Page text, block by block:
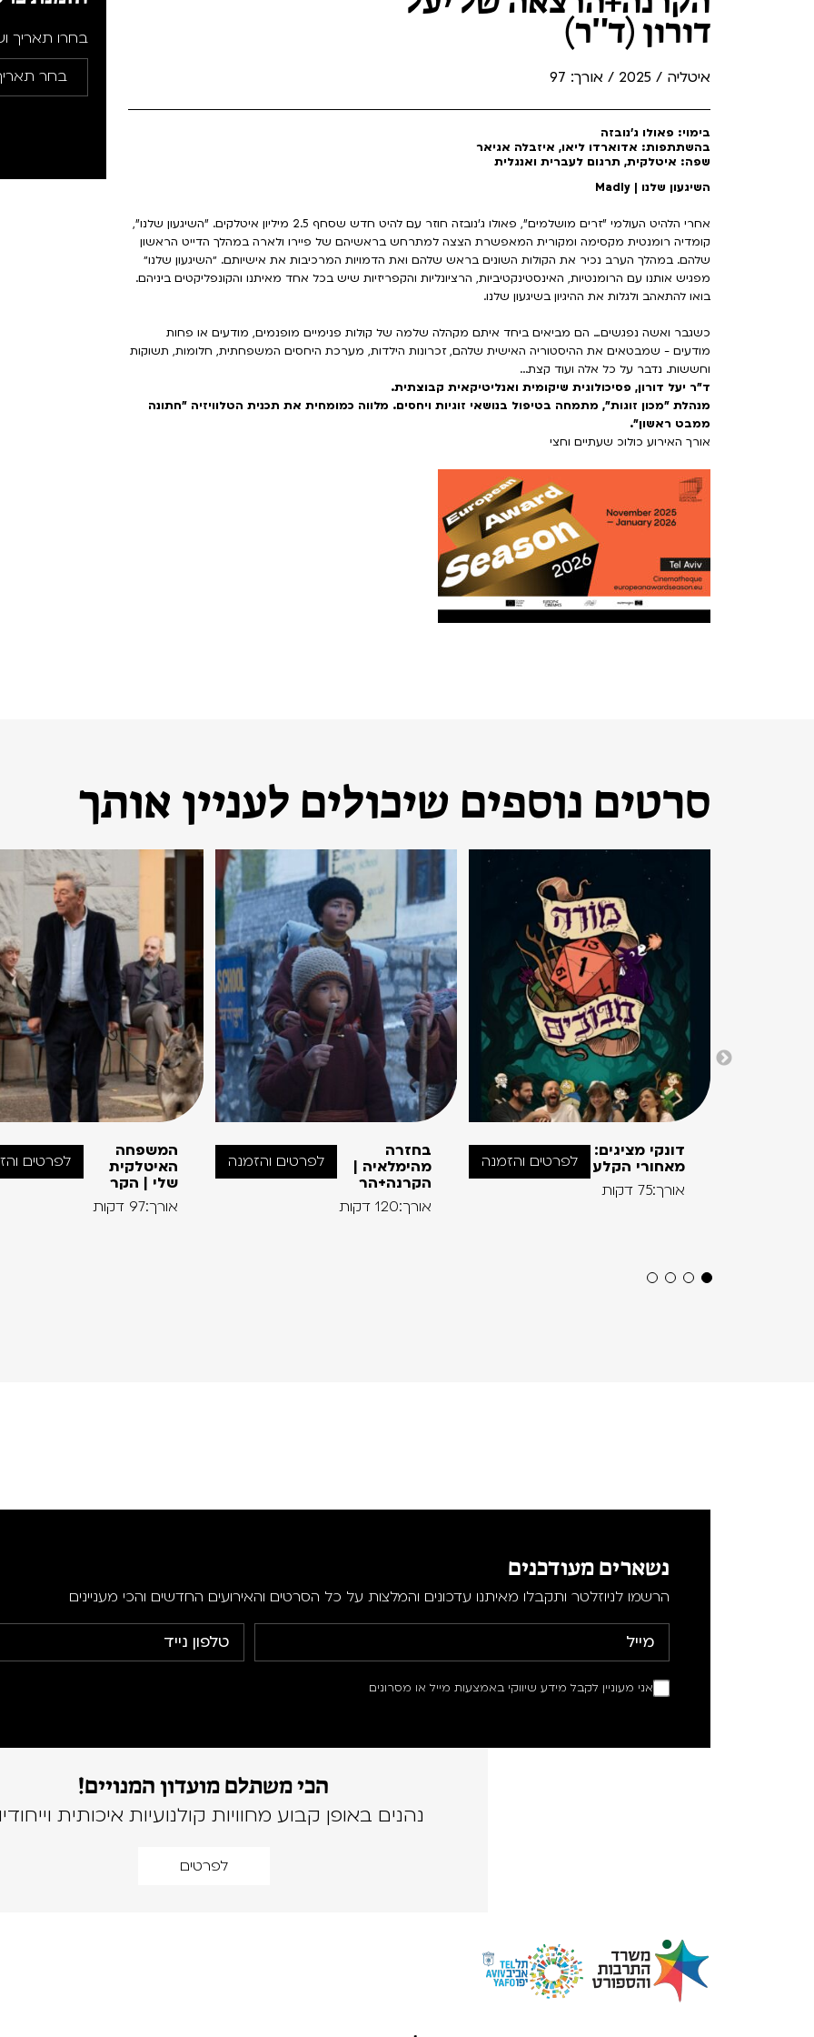
דורון (ד"ר)
איטליה / 2025 / אורך: 97
בימוי: פאולו ג'נובזה
בהשתתפות: אדוארדו ליאו, איזבלה אגיאר
שפה: איטלקית, תרגום לעברית ואנגלית
השיגעון שלנו | Madly
אחרי הלהיט העולמי "זרים מושלמים", פאולו ג'נובזה חוזר עם להיט חדש שסחף 2.5 מיליון איטלקים. "השיגעון שלנו",
קומדיה רומנטית מקסימה ומקורית המאפשרת הצצה למתרחש בראשיהם של פיירו ולארה במהלך הדייט הראשון
שלהם. במהלך הערב נכיר את הקולות השונים בראש שלהם ואת הדמויות המרכיבות את אישיותם. ״השיגעון שלנו״
מפגיש אותנו עם הרומנטיות, האינסטינקטיביות, הרציונליות והקפריזיות שיש בכל אחד מאיתנו והקונפליקטים ביניהם.
בואו להתאהב ולגלות את ההיגיון בשיגעון שלנו.
כשגבר ואשה נפגשים… הם מביאים ביחד איתם מקהלה שלמה של קולות פנימיים מופנמים, מודעים או פחות
מודעים - שמבטאים את ההיסטוריה האישית שלהם, זכרונות הילדות, מערכת היחסים המשפחתית, חלומות, תשוקות
וחששות. נדבר על כל אלה ועוד קצת...
ד"ר יעל דורון, פסיכולוגית שיקומית ואנליטיקאית קבוצתית.
מנהלת "מכון זוגות", מתמחה בטיפול בנושאי זוגיות ויחסים. מלווה כמומחית את תכנית הטלוויזיה "חתונה
ממבט ראשון".
אורך האירוע כולוכ שעתיים וחצי
בחרו תאריך
סרטים נוספים שיכולים לעניין אותך
דונקי מציגים:
מאחורי הקלע
אורך:75 דקות
לפרטים והזמנה
בחזרה
מהימלאיה |
הקרנה+הר
אורך:120 דקות
לפרטים והזמנה
המשפחה
האיטלקית
שלי | הקר
אורך:97 דקות
לפרטים
נשארים מעודכנים
הרשמו לניוזלטר ותקבלו מאיתנו עדכונים והמלצות על כל הסרטים והאירועים החדשים והכי מעניינים
אני מעוניין לקבל מידע שיווקי באמצעות מייל או מסרונים
הכי משתלם מועדון המנויים!
נהנים באופן קבוע מחוויות קולנועיות איכותית
לפרטים